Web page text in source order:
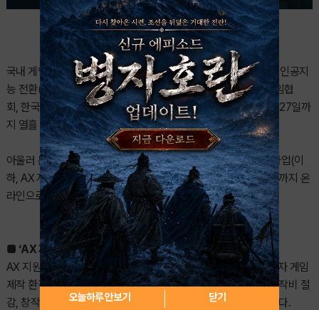
국내 게임기업의 인공지능 활용 확대를 위한 2026 게임제작환경 인공지
능 전환(AX) 지원사업(주관: 한국게임개발자협회, 한국모바일게임협
회, 한국인공지능게임협회) 신청 접수가 지난 18일부터 시작되어 27일까
지 열흘 간 진행된다.
아울러 본격적인 추진에 앞서 게임제작환경 인공지능 전환 지원사업(이
하, AX 지원사업) 설명회가 5월 22일 (금) 오후 2시부터 오후 3시까지 온
라인으로 개최된다.
■ ‘AX 지원사업’의 목표
AX 지원사업은 국내 중소 게임개발사, 인디 게임개발팀, 1인 창작자 게임
제작 환경의 인공지능 기술 도입을 통해 게임개발 생산성 향상, 제작비 절
감, 창작 역량 강화 및 글로벌 경쟁력 확보를 지원하고자 기획되었다.
오늘하루 안보기 닫기